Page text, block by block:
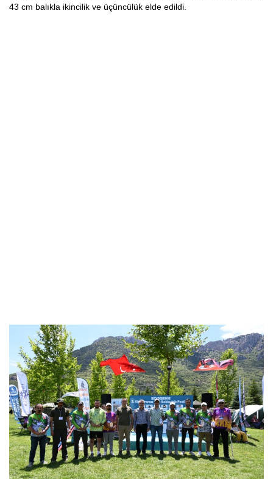
43 cm balıkla ikincilik ve üçüncülük elde edildi.